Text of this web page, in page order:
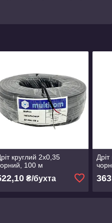
круглий 2х0,35
100 м
₴/бухта